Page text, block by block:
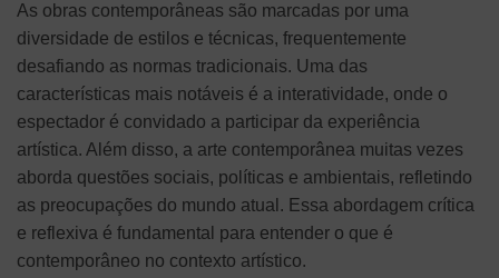
As obras contemporâneas são marcadas por uma
diversidade de estilos e técnicas, frequentemente
desafiando as normas tradicionais. Uma das
características mais notáveis é a interatividade, onde o
espectador é convidado a participar da experiência
artística. Além disso, a arte contemporânea muitas vezes
aborda questões sociais, políticas e ambientais, refletindo
as preocupações do mundo atual. Essa abordagem crítica
e reflexiva é fundamental para entender o que é
contemporâneo no contexto artístico.